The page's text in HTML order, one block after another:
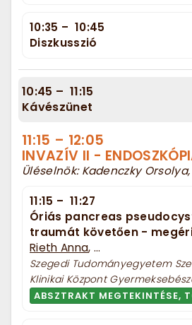
10:35 – 10:45
Diszkusszió
10:45 – 11:15
Kávészünet
11:15 – 12:05
INVAZÍV II -
Üléselnök: Kadenczky
11:15 – 11:27
Óriás pancreas
traumát követően -
Rieth Anna, ...
Szegedi Tudományegyetem
Klinikai Központ
ABSZTRAKT MEGTEKINTÉSE,